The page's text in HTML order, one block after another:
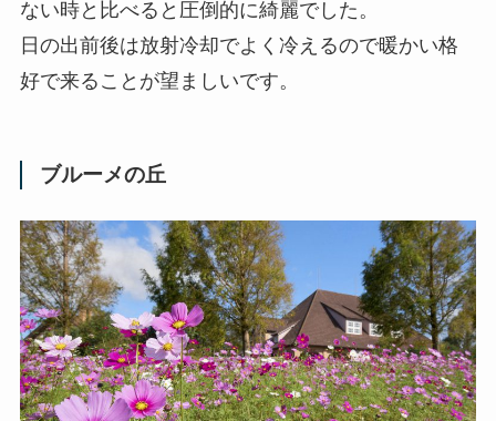
ない時と比べると圧倒的に綺麗でした。
日の出前後は放射冷却でよく冷えるので暖かい格
好で来ることが望ましいです。
ブルーメの丘